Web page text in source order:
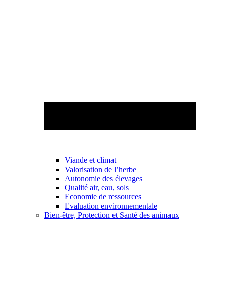
Viande et climat
Valorisation de l’herbe
Autonomie des élevages
Qualité air, eau, sols
Economie de ressources
Evaluation environnementale
Bien-être, Protection et Santé des animaux